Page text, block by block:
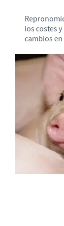
los costes
cambios